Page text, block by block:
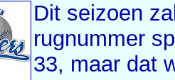
Dit seizoen
rugnummer
33, maar dat